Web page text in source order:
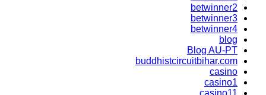
betwinner2
betwinner3
betwinner4
blog
Blog AU-PT
buddhistcircuitbihar.com
casino
casino1
casino11